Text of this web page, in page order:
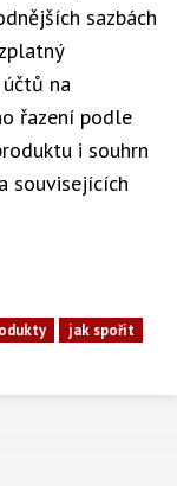
sazbách
na
řazení podle
i souhrn
souvisejících
jak spořit